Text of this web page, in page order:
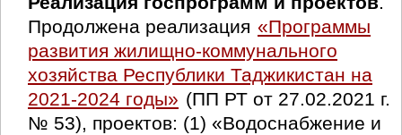
Продолжена реализация «Программы
развития жилищно-коммунального
хозяйства Республики Таджикистан на
2021-2024 годы» (ПП РТ от 27.02.2021 г.
№ 53), проектов: (1) «Водоснабжение и